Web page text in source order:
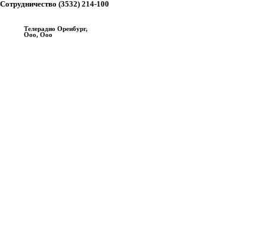
Сотрудничество (3532) 214-100
Телерадио Оренбург,
Ооо, Ооо